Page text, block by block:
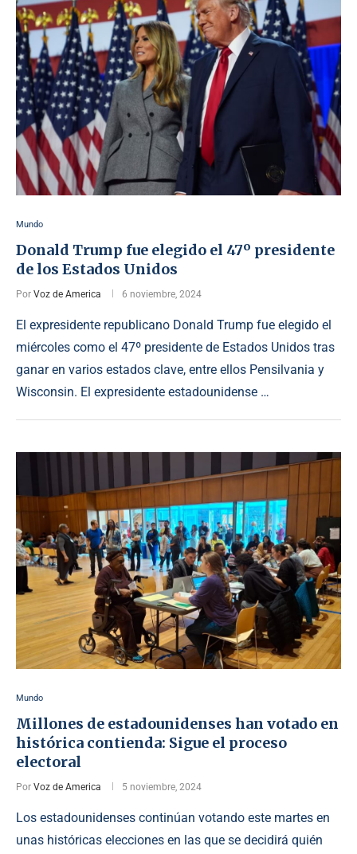
Mundo
Donald Trump fue elegido el 47º presidente
de los Estados Unidos
Por Voz de America 6 noviembre, 2024
El expresidente republicano Donald Trump fue elegido el
miércoles como el 47º presidente de Estados Unidos tras
ganar en varios estados clave, entre ellos Pensilvania y
Wisconsin. El expresidente estadounidense …
Mundo
Millones de estadounidenses han votado en
histórica contienda: Sigue el proceso
electoral
Por Voz de America 5 noviembre, 2024
Los estadounidenses continúan votando este martes en
unas históricas elecciones en las que se decidirá quién